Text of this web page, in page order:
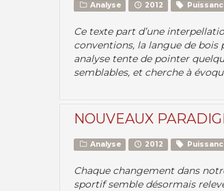
Analyse 2012
Ce texte part d’une
conventions, la langue de bois
analyse tente de pointer
semblables, et cherche à
NOUVEAUX
Analyse 2012
Chaque changement dans
sportif semble désormais